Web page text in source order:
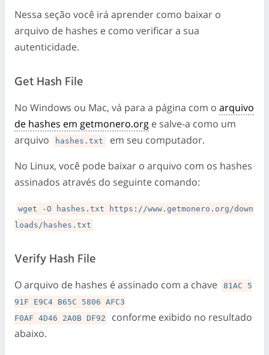
Nessa seção você irá aprender como baixar o
arquivo de hashes e como verificar a sua
autenticidade.
Get Hash File
No Windows ou Mac, vá para a página com o arquivo
de hashes em getmonero.org e salve-a como um
arquivo
hashes.txt
em seu computador.
No Linux, você pode baixar o arquivo com os hashes
assinados através do seguinte comando:
wget -O hashes.txt https://www.getmonero.org/down
loads/hashes.txt
Verify Hash File
O arquivo de hashes é assinado com a chave
81AC 5
91F E9C4 B65C 5806 AFC3
F0AF 4D46 2A0B DF92
conforme exibido no resultado
abaixo.